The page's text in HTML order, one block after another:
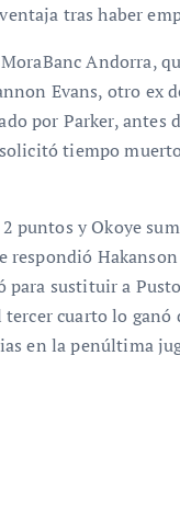
tras haber
Andorra,
Evans, otro ex
por Parker,
tiempo
puntos y Okoye
sustituir a
cuarto lo
en la penúltima